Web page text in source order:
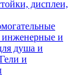
дисплеи,
инженерные и
душа и
Гели и